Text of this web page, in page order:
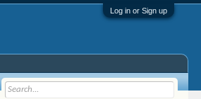
Log in or Sign up